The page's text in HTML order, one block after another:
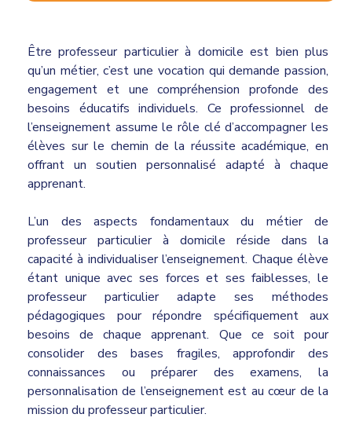
Être professeur particulier à domicile est bien plus
qu’un métier, c’est une vocation qui demande passion,
engagement et une compréhension profonde des
besoins éducatifs individuels. Ce professionnel de
l’enseignement assume le rôle clé d’accompagner les
élèves sur le chemin de la réussite académique, en
offrant un soutien personnalisé adapté à chaque
apprenant.
L’un des aspects fondamentaux du métier de
professeur particulier à domicile réside dans la
capacité à individualiser l’enseignement. Chaque élève
étant unique avec ses forces et ses faiblesses, le
professeur particulier adapte ses méthodes
pédagogiques pour répondre spécifiquement aux
besoins de chaque apprenant. Que ce soit pour
consolider des bases fragiles, approfondir des
connaissances ou préparer des examens, la
personnalisation de l’enseignement est au cœur de la
mission du professeur particulier.